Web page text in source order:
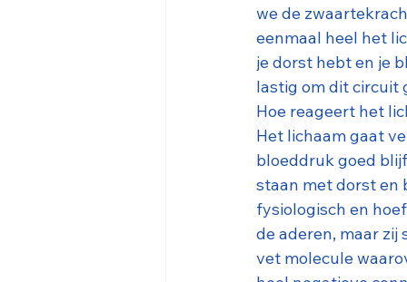
we de
eenmaal heel het
je dorst hebt en je
lastig om dit circuit
Hoe reageert het
Het lichaam gaat
bloeddruk goed
staan met dorst en
fysiologisch en
de aderen, maar
vet molecule